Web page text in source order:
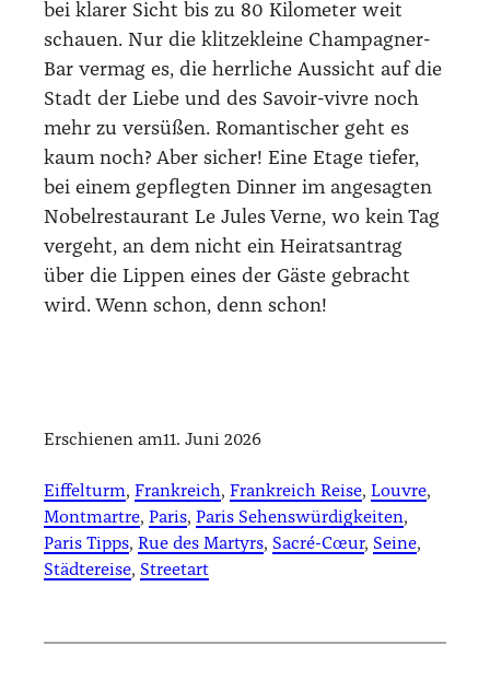
bei kla­rer Sicht bis zu 80 Kilo­me­ter weit
schau­en. Nur die klit­ze­klei­ne Cham­pa­gner-
Bar ver­mag es, die herr­li­che Aus­sicht auf die
Stadt der Lie­be und des Savoir-viv­re noch
mehr zu ver­sü­ßen. Roman­ti­scher geht es
kaum noch? Aber sicher! Eine Eta­ge tie­fer,
bei einem gepfleg­ten Din­ner im ange­sag­ten
Nobel­re­stau­rant Le Jules Ver­ne, wo kein Tag
ver­geht, an dem nicht ein Hei­rats­an­trag
über die Lip­pen eines der Gäs­te gebracht
wird. Wenn schon, denn schon!
Erschienen am11. Juni 2026
Eiffelturm, Frankreich, Frankreich Reise, Louvre
Montmartre, Paris, Paris Sehenswürdigkeiten
Paris Tipps, Rue des Martyrs, Sacré-Cœur, Seine
Städtereise, Streetart